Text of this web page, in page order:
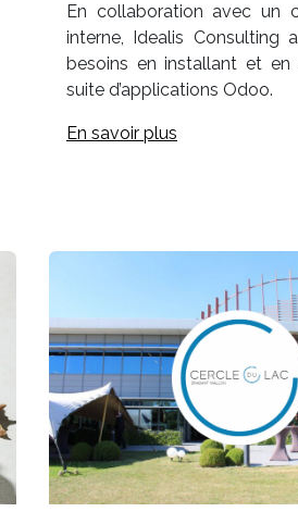
En collaboration avec un
interne, Idealis Consulting
besoins en installant et en
suite d’applications Odoo.
En savoir plus